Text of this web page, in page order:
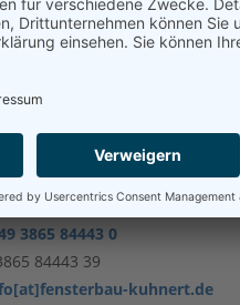
kuhnert.de
3865 84443 0
84443 39
kuhnert.de